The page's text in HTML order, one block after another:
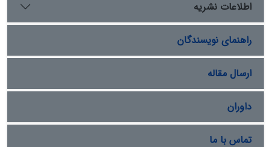
تهدیدهایی روبه‌­روست که این تهدیدها در سه بستر ارتباط
شهروند و شهروند، شهروند و دولت و کارگزار دولت و دولت
شکل می­‌گیرد. این پژوهش با رویکرد کیفی، شیوه­ توصیفی
تجویزی، با هدف کاربردی و با روش کتابخانه­‌ای نگارش شده
است.
اطلاعات نشریه
راهنمای نویسندگان
ارسال مقاله
داوران
تماس با ما